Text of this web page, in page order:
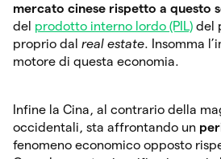
mercato cinese rispetto a questo
del prodotto interno lordo (PIL) del
proprio dal real estate. Insomma
motore di questa economia.
Infine la Cina, al contrario della
occidentali, sta affrontando un
fenomeno economico opposto